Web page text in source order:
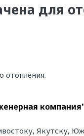
для
отопления.
Якутску,